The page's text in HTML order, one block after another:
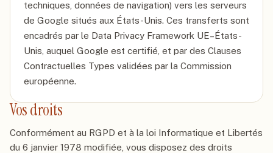
techniques, données de navigation) vers les serveurs
de Google situés aux États-Unis. Ces transferts sont
encadrés par le Data Privacy Framework UE–États-
Unis, auquel Google est certifié, et par des Clauses
Contractuelles Types validées par la Commission
européenne.
Vos droits
Conformément au RGPD et à la loi Informatique et Libertés
du 6 janvier 1978 modifiée, vous disposez des droits